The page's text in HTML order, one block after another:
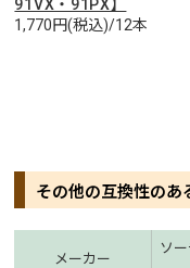
91VX・91PX】
1,770円(税込)/12本
その他の互換性のあ
メーカー
ソ